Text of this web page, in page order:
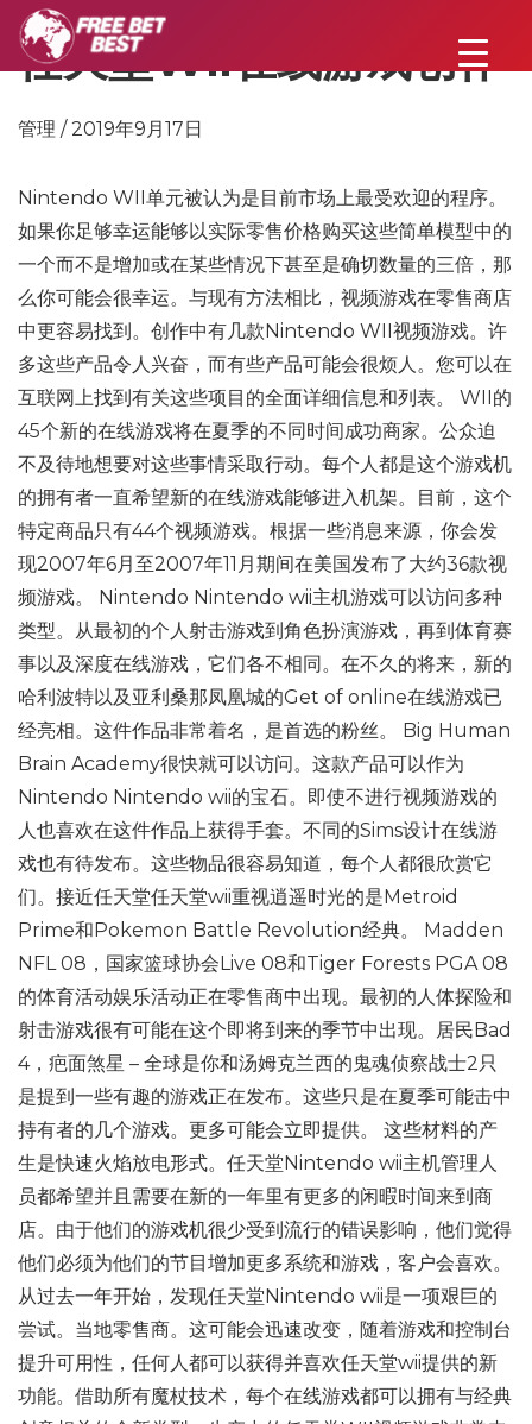
任天堂Wii在线游戏创作
管理 / 2019年9月17日
Nintendo WII单元被认为是目前市场上最受欢迎的程序。
如果你足够幸运能够以实际零售价格购买这些简单模型中的
一个而不是增加或在某些情况下甚至是确切数量的三倍，那
么你可能会很幸运。与现有方法相比，视频游戏在零售商店
中更容易找到。创作中有几款Nintendo WII视频游戏。许
多这些产品令人兴奋，而有些产品可能会很烦人。您可以在
互联网上找到有关这些项目的全面详细信息和列表。 WII的
45个新的在线游戏将在夏季的不同时间成功商家。公众迫
不及待地想要对这些事情采取行动。每个人都是这个游戏机
的拥有者一直希望新的在线游戏能够进入机架。目前，这个
特定商品只有44个视频游戏。根据一些消息来源，你会发
现2007年6月至2007年11月期间在美国发布了大约36款视
频游戏。 Nintendo Nintendo wii主机游戏可以访问多种
类型。从最初的个人射击游戏到角色扮演游戏，再到体育赛
事以及深度在线游戏，它们各不相同。在不久的将来，新的
哈利波特以及亚利桑那凤凰城的Get of online在线游戏已
经亮相。这件作品非常着名，是首选的粉丝。 Big Human
Brain Academy很快就可以访问。这款产品可以作为
Nintendo Nintendo wii的宝石。即使不进行视频游戏的
人也喜欢在这件作品上获得手套。不同的Sims设计在线游
戏也有待发布。这些物品很容易知道，每个人都很欣赏它
们。接近任天堂任天堂wii重视逍遥时光的是Metroid
Prime和Pokemon Battle Revolution经典。 Madden
NFL 08，国家篮球协会Live 08和Tiger Forests PGA 08
的体育活动娱乐活动正在零售商中出现。最初的人体探险和
射击游戏很有可能在这个即将到来的季节中出现。居民Bad
4，疤面煞星 – 全球是你和汤姆克兰西的鬼魂侦察战士2只
是提到一些有趣的游戏正在发布。这些只是在夏季可能击中
持有者的几个游戏。更多可能会立即提供。 这些材料的产
生是快速火焰放电形式。任天堂Nintendo wii主机管理人
员都希望并且需要在新的一年里有更多的闲暇时间来到商
店。由于他们的游戏机很少受到流行的错误影响，他们觉得
他们必须为他们的节目增加更多系统和游戏，客户会喜欢。
从过去一年开始，发现任天堂Nintendo wii是一项艰巨的
尝试。当地零售商。这可能会迅速改变，随着游戏和控制台
提升可用性，任何人都可以获得并喜欢任天堂wii提供的新
功能。借助所有魔杖技术，每个在线游戏都可以拥有与经典